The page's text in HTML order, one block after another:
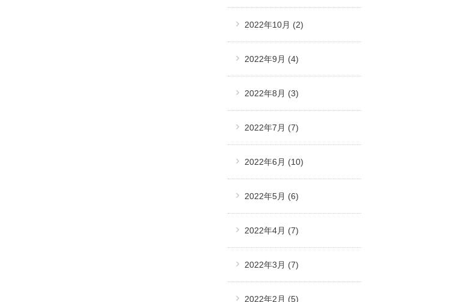
2022年10月 (2)
2022年9月 (4)
2022年8月 (3)
2022年7月 (7)
2022年6月 (10)
2022年5月 (6)
2022年4月 (7)
2022年3月 (7)
2022年2月 (5)